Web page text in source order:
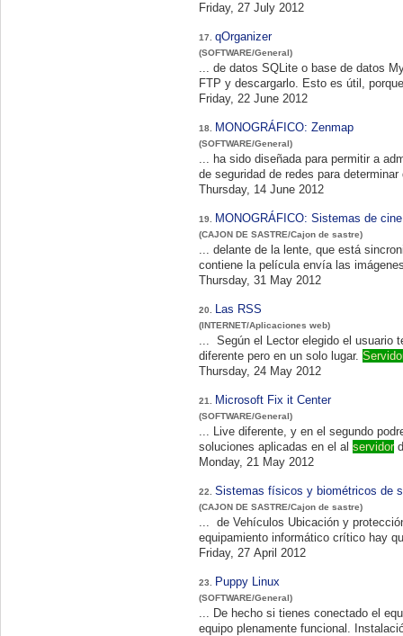
Friday, 27 July 2012
17. qOrganizer
(SOFTWARE/General)
FTP y descargarlo. Esto es útil,
Friday, 22 June 2012
18. MONOGRÁFICO: Zenmap
(SOFTWARE/General)
... ha sido diseñada para permitir a
de seguridad de redes para
Thursday, 14 June 2012
19. MONOGRÁFICO: Sistemas de
(CAJON DE SASTRE/Cajon de sastre)
contiene la película envía las
Thursday, 31 May 2012
20. Las RSS
(INTERNET/Aplicaciones web)
... Según el Lector elegido el usuario
diferente pero en un solo lugar.
Thursday, 24 May 2012
21. Microsoft Fix it Center
(SOFTWARE/General)
... Live diferente, y en el segundo
soluciones aplicadas en el al servidor
Monday, 21 May 2012
22. Sistemas físicos y biométricos de
(CAJON DE SASTRE/Cajon de sastre)
... de Vehículos Ubicación y
equipamiento informático crítico hay
Friday, 27 April 2012
23. Puppy Linux
(SOFTWARE/General)
... De hecho si tienes conectado el